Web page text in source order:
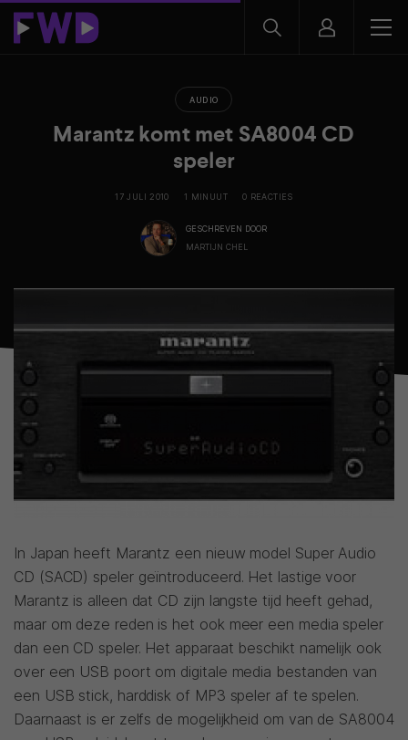
AUDIO
Marantz komt met SA8004 CD
speler
17 JULI 2010 1 MINUUT 0 REACTIES
GESCHREVEN DOOR
MARTIJN CHEL
In Japan heeft Marantz een nieuw model Super Audio
CD (SACD) speler geïntroduceerd. Het lastige voor
Marantz is alleen dat CD zijn langste tijd heeft gehad,
maar om deze reden is het ook meer een media speler
dan een CD speler. Het apparaat beschikt namelijk ook
over een USB poort om digitale media bestanden van
een USB stick, harddisk of MP3 speler af te spelen.
Daarnaast is er zelfs de mogelijkheid om van de SA8004